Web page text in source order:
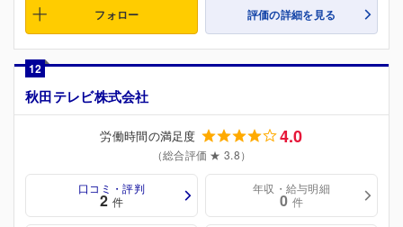
フォロー 評価の詳細を見る
12
秋田テレビ株式会社
労働時間の満足度 4.0
（総合評価 ★ 3.8）
口コミ・評判
2 件
年収・給与明細
0 件